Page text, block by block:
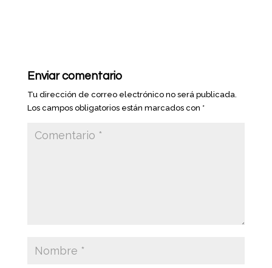
Enviar comentario
Tu dirección de correo electrónico no será publicada.
Los campos obligatorios están marcados con *